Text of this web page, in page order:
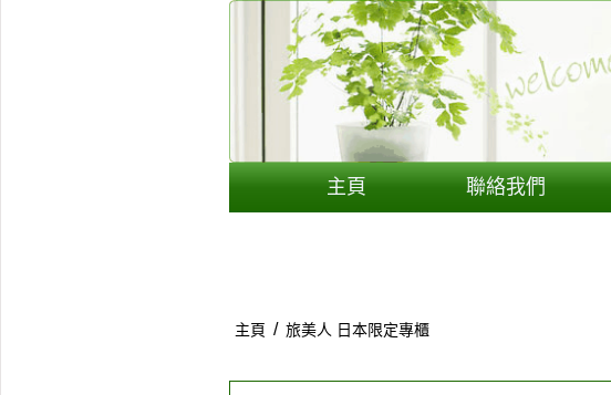
主頁 聯絡我們
主頁 / 旅美人 日本限定專櫃